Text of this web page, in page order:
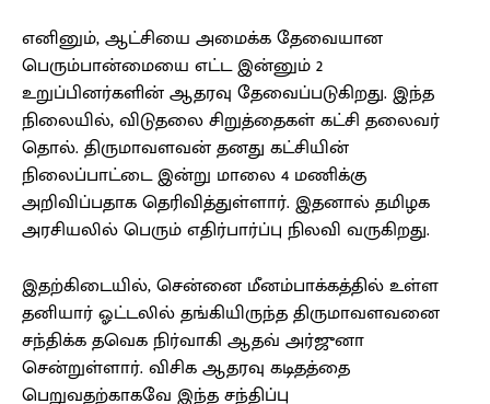
எனினும், ஆட்சியை அமைக்க தேவையான
பெரும்பான்மையை எட்ட இன்னும் 2
உறுப்பினர்களின் ஆதரவு தேவைப்படுகிறது. இந்த
நிலையில், விடுதலை சிறுத்தைகள் கட்சி தலைவர்
தொல். திருமாவளவன் தனது கட்சியின்
நிலைப்பாட்டை இன்று மாலை 4 மணிக்கு
அறிவிப்பதாக தெரிவித்துள்ளார். இதனால் தமிழக
அரசியலில் பெரும் எதிர்பார்ப்பு நிலவி வருகிறது.
இதற்கிடையில், சென்னை மீனம்பாக்கத்தில் உள்ள
தனியார் ஓட்டலில் தங்கியிருந்த திருமாவளவனை
சந்திக்க தவெக நிர்வாகி ஆதவ் அர்ஜுனா
சென்றுள்ளார். விசிக ஆதரவு கடிதத்தை
பெறுவதற்காகவே இந்த சந்திப்பு